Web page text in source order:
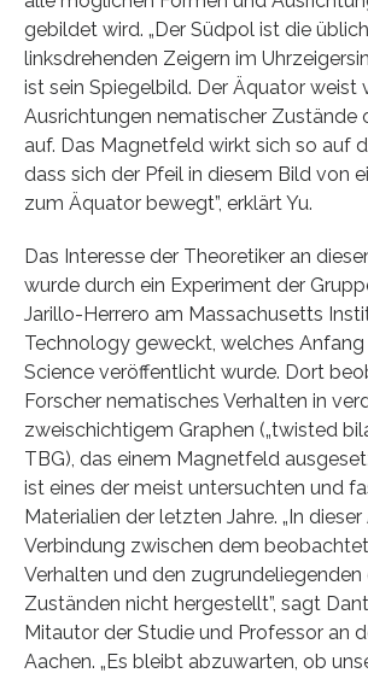
gebildet wird. „Der Südpol ist die
linksdrehenden Zeigern im
ist sein Spiegelbild. Der Äquator weist
Ausrichtungen nematischer Zustände
auf. Das Magnetfeld wirkt sich so auf
dass sich der Pfeil in diesem Bild von
zum Äquator bewegt”, erklärt Yu.
Das Interesse der Theoretiker an
wurde durch ein Experiment der
Jarillo-Herrero am Massachusetts
Technology geweckt, welches Anfang
Science veröffentlicht wurde. Dort
Forscher nematisches Verhalten in
zweischichtigem Graphen („twisted
TBG), das einem Magnetfeld
ist eines der meist untersuchten und
Materialien der letzten Jahre. „In
Verbindung zwischen dem
Verhalten und den zugrundeliegenden
Zuständen nicht hergestellt”, sagt
Mitautor der Studie und Professor an
Aachen. „Es bleibt abzuwarten, ob